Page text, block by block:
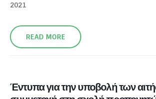
2021
READ MORE
Έντυπα για την υποβολή των